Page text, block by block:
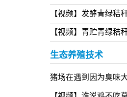
【视频】我的养羊干
【视频】青绿秸秆青
【视频】发酵青绿秸
【视频】青贮青绿秸
生态养殖技术